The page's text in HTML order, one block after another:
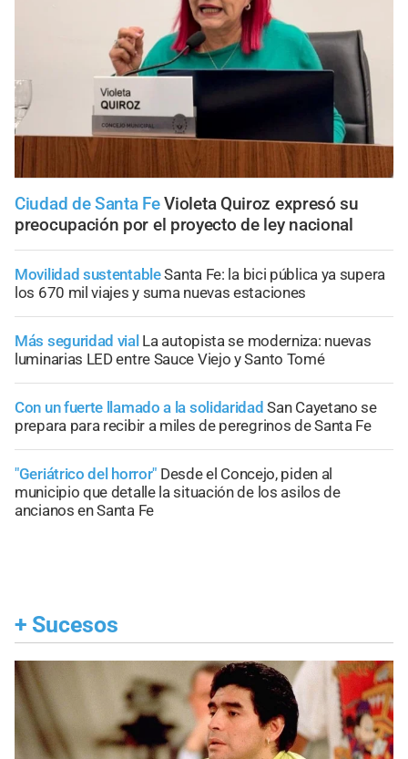
Ciudad de Santa Fe Violeta Quiroz expresó su
preocupación por el proyecto de ley nacional
Movilidad sustentableSanta Fe: la bici pública ya supera
los 670 mil viajes y suma nuevas estaciones
Más seguridad vial La autopista se moderniza: nuevas
luminarias LED entre Sauce Viejo y Santo Tomé
Con un fuerte llamado a la solidaridad San Cayetano se
prepara para recibir a miles de peregrinos de Santa Fe
"Geriátrico del horror" Desde el Concejo, piden al
municipio que detalle la situación de los asilos de
ancianos en Santa Fe
+ Sucesos